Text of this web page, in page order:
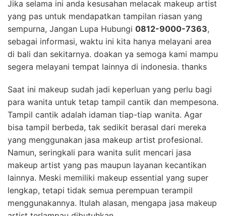
Jika selama ini anda kesusahan melacak makeup artist
yang pas untuk mendapatkan tampilan riasan yang
sempurna, Jangan Lupa Hubungi 0812-9000-7363,
sebagai informasi, waktu ini kita hanya melayani area
di bali dan sekitarnya. doakan ya semoga kami mampu
segera melayani tempat lainnya di indonesia. thanks
Saat ini makeup sudah jadi keperluan yang perlu bagi
para wanita untuk tetap tampil cantik dan mempesona.
Tampil cantik adalah idaman tiap-tiap wanita. Agar
bisa tampil berbeda, tak sedikit berasal dari mereka
yang menggunakan jasa makeup artist profesional.
Namun, seringkali para wanita sulit mencari jasa
makeup artist yang pas maupun layanan kecantikan
lainnya. Meski memiliki makeup essential yang super
lengkap, tetapi tidak semua perempuan terampil
menggunakannya. Itulah alasan, mengapa jasa makeup